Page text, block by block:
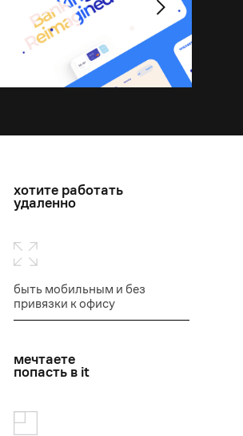
хотите работать
удаленно
быть мобильным и без
привязки к офису
мечтаете
попасть в it